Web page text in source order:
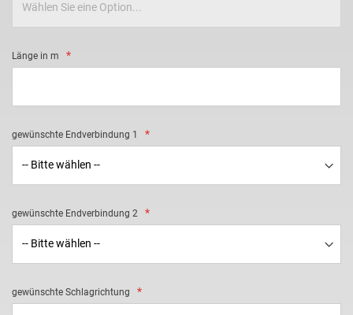
Länge in m
gewünschte Endverbindung 1
gewünschte Endverbindung 2
gewünschte Schlagrichtung